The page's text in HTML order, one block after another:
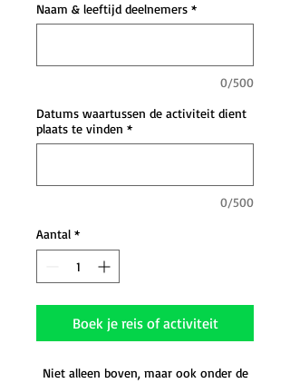
Naam & leeftijd deelnemers *
0/500
Datums waartussen de activiteit dient
plaats te vinden *
0/500
Aantal *
Boek je reis of activiteit
Niet alleen boven, maar ook onder de